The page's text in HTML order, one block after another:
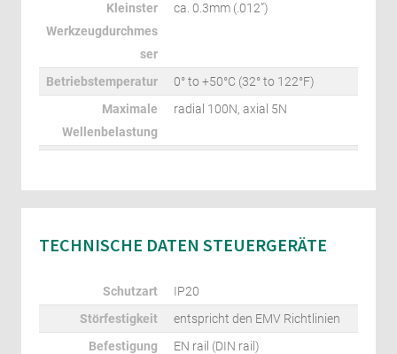
Kleinster
Werkzeugdurchmes
ser
ca. 0.3mm (.012”)
Betriebstemperatur
0° to +50°C (32° to 122°F)
Maximale
Wellenbelastung
radial 100N, axial 5N
TECHNISCHE DATEN STEUERGERÄTE
Schutzart
IP20
Störfestigkeit
entspricht den EMV Richtlinien
Befestigung
EN rail (DIN rail)